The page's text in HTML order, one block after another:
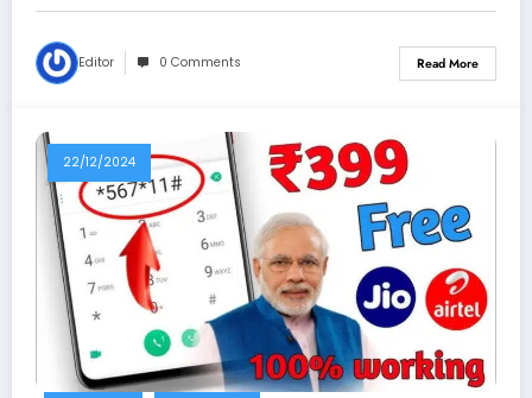
Editor 0 Comments Read More
22/12/2024